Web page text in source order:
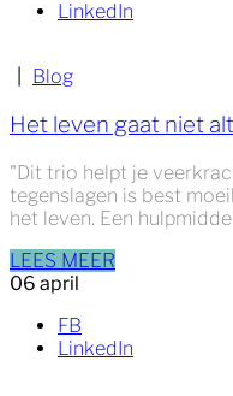
LinkedIn
Blog
Het leven gaat niet
"Dit trio helpt je
tegenslagen is best
het leven. Een
LEES MEER
06 april
FB
LinkedIn